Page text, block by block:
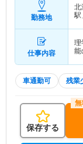
勤務地
北
駅
仕事内容
理
能
車通勤可 残業
保存する